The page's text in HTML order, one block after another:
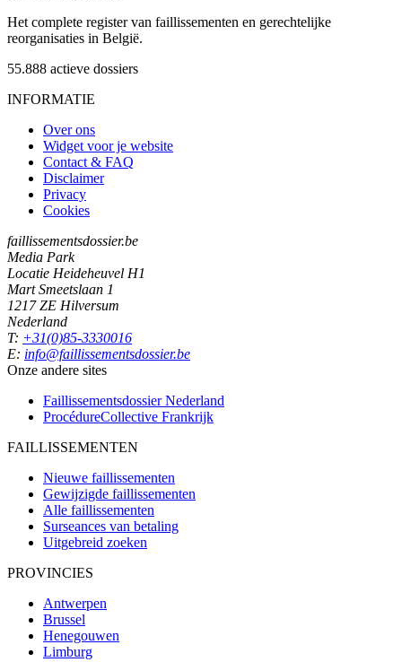
Het complete register van faillissementen en gerechtelijke
reorganisaties in België.
55.888 actieve dossiers
INFORMATIE
Over ons
Widget voor je website
Contact & FAQ
Disclaimer
Privacy
Cookies
faillissementsdossier.be
Media Park
Locatie Heideheuvel H1
Mart Smeetslaan 1
1217 ZE Hilversum
Nederland
T: +31(0)85-3330016
E: info@faillissementsdossier.be
Onze andere sites
Faillissementsdossier Nederland
ProcédureCollective Frankrijk
FAILLISSEMENTEN
Nieuwe faillissementen
Gewijzigde faillissementen
Alle faillissementen
Surseances van betaling
Uitgebreid zoeken
PROVINCIES
Antwerpen
Brussel
Henegouwen
Limburg